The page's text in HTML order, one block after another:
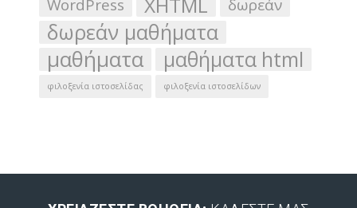
WordPress δωρεάν
δωρεάν μαθήματα
μαθήματα μαθήματα html
φιλοξενία ιστοσελίδας φιλοξενία ιστοσελίδων